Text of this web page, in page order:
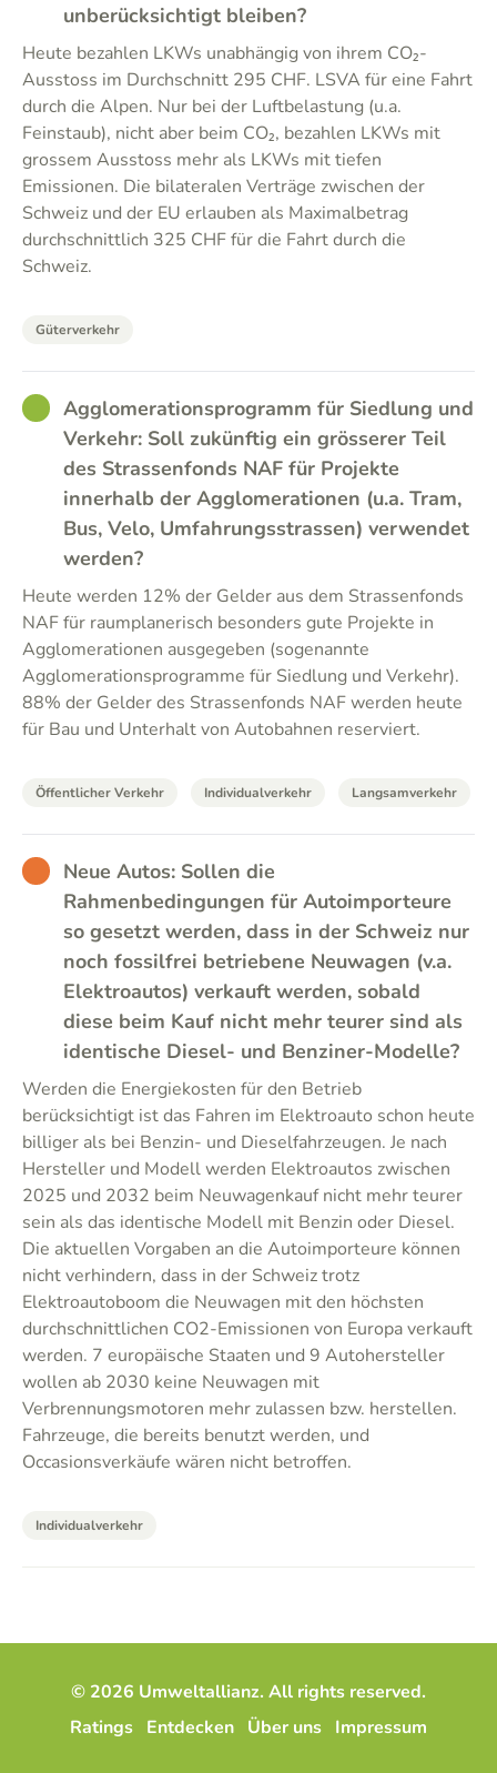
unberücksichtigt bleiben?
Heute bezahlen LKWs unabhängig von ihrem CO₂-
Ausstoss im Durchschnitt 295 CHF. LSVA für eine Fahrt
durch die Alpen. Nur bei der Luftbelastung (u.a.
Feinstaub), nicht aber beim CO₂, bezahlen LKWs mit
grossem Ausstoss mehr als LKWs mit tiefen
Emissionen. Die bilateralen Verträge zwischen der
Schweiz und der EU erlauben als Maximalbetrag
durchschnittlich 325 CHF für die Fahrt durch die
Schweiz.
Güterverkehr
GOODAgglomerationsprogramm für Siedlung und
Verkehr: Soll zukünftig ein grösserer Teil
des Strassenfonds NAF für Projekte
innerhalb der Agglomerationen (u.a. Tram,
Bus, Velo, Umfahrungsstrassen) verwendet
werden?
Heute werden 12% der Gelder aus dem Strassenfonds
NAF für raumplanerisch besonders gute Projekte in
Agglomerationen ausgegeben (sogenannte
Agglomerationsprogramme für Siedlung und Verkehr).
88% der Gelder des Strassenfonds NAF werden heute
für Bau und Unterhalt von Autobahnen reserviert.
Öffentlicher Verkehr Individualverkehr Langsamverkehr
BAD Neue Autos: Sollen die
Rahmenbedingungen für Autoimporteure
so gesetzt werden, dass in der Schweiz nur
noch fossilfrei betriebene Neuwagen (v.a.
Elektroautos) verkauft werden, sobald
diese beim Kauf nicht mehr teurer sind als
identische Diesel- und Benziner-Modelle?
Werden die Energiekosten für den Betrieb
berücksichtigt ist das Fahren im Elektroauto schon heute
billiger als bei Benzin- und Dieselfahrzeugen. Je nach
Hersteller und Modell werden Elektroautos zwischen
2025 und 2032 beim Neuwagenkauf nicht mehr teurer
sein als das identische Modell mit Benzin oder Diesel.
Die aktuellen Vorgaben an die Autoimporteure können
nicht verhindern, dass in der Schweiz trotz
Elektroautoboom die Neuwagen mit den höchsten
durchschnittlichen CO2-Emissionen von Europa verkauft
werden. 7 europäische Staaten und 9 Autohersteller
wollen ab 2030 keine Neuwagen mit
Verbrennungsmotoren mehr zulassen bzw. herstellen.
Fahrzeuge, die bereits benutzt werden, und
Occasionsverkäufe wären nicht betroffen.
Individualverkehr
© 2026 Umweltallianz. All rights reserved.
Ratings Entdecken Über uns Impressum